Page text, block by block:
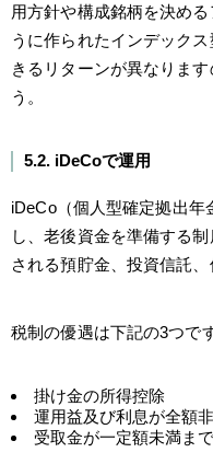
用方針や構成銘柄を決め
うに作られたインデック
きるリターンが異なりま
う。
5.2. iDeCoで運用
iDeCo（個人型確定拠出
し、老後資金を準備する
される預貯金、投資信託
税制の優遇は下記の3つです
掛け金の所得控除
運用益及び利息が全額
受取金が一定額未満ま